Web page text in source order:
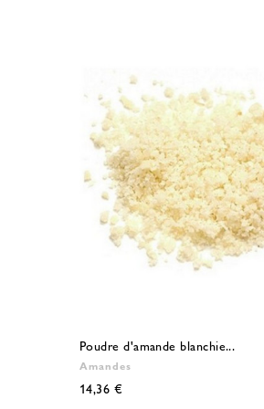
Poudre d'amande blanchie...
Amandes
14,36 €